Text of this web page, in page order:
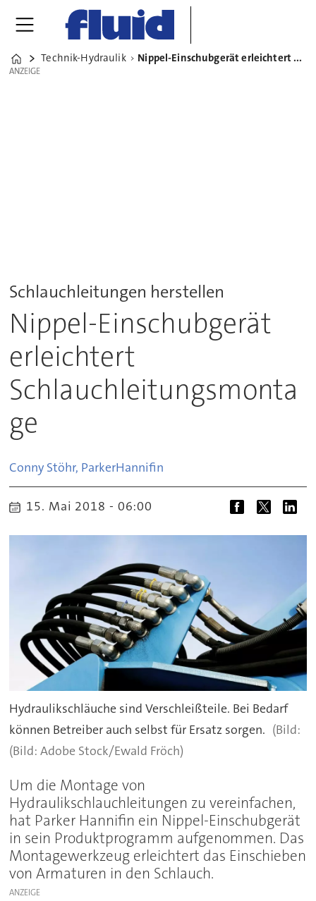
Home
Technik-Hydraulik Nippel-Einschubgerät erleichtert Schlauchleitungsmontage
ANZEIGE
ANZEIGE
Schlauchleitungen herstellen
Nippel-Einschubgerät
erleichtert
Schlauchleitungsmonta
ge
Conny Stöhr, ParkerHannifin
15. Mai 2018 - 06:00
Hydraulikschläuche sind Verschleißteile. Bei Bedarf
können Betreiber auch selbst für Ersatz sorgen.
(Bild: Adobe Stock/Ewald Fröch)
Um die Montage von
Hydraulikschlauchleitungen zu vereinfachen,
hat Parker Hannifin ein Nippel-Einschubgerät
in sein Produktprogramm aufgenommen. Das
Montagewerkzeug erleichtert das Einschieben
von Armaturen in den Schlauch.
ANZEIGE